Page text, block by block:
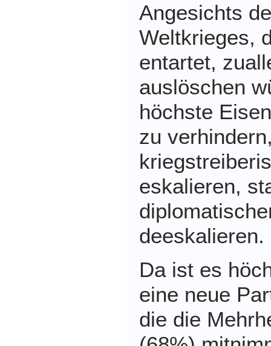
Angesichts
Weltkrieges,
entartet,
auslöschen
höchste
zu
eskalieren,
deeskalieren.
Da ist es
eine neue
die die